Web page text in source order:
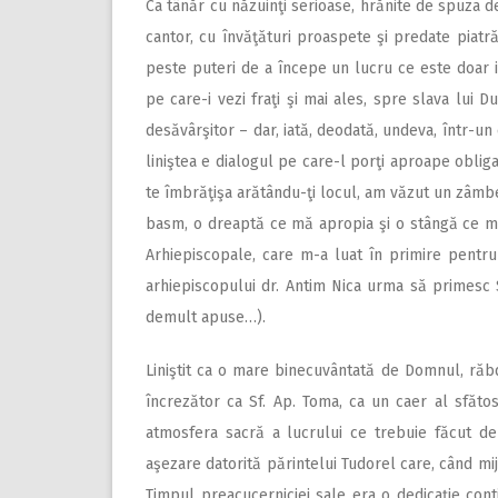
Ca tânăr cu năzuinţi serioase, hrănite de spuza
cantor, cu învăţături proaspete şi predate
peste puteri de a începe un lucru ce este
pe care-i vezi fraţi şi mai ales, spre slava lui
desăvârşitor – dar, iată, deodată, undeva, într-
liniştea e dialogul pe care-l porţi aproape
te îmbrăţişa arătându-ţi locul, am văzut un
basm, o dreaptă ce mă apropia şi o stângă ce
Arhiepiscopale, care m-a luat în primire
arhiepiscopului dr. Antim Nica urma să
demult apuse…).
Liniştit ca o mare binecuvântată de Domnul,
încrezător ca Sf. Ap. Toma, ca un caer al
atmosfera sacră a lucrului ce trebuie făcut
aşezare datorită părintelui Tudorel care, când